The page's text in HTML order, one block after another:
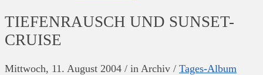
TIEFENRAUSCH UND SUNSET-
CRUISE
Mittwoch, 11. August 2004 / in Archiv / Tages-Album